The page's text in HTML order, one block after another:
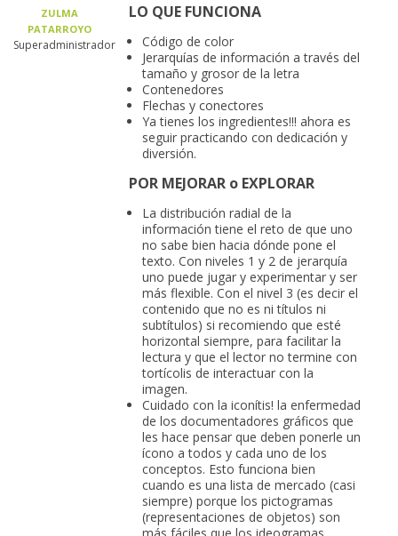
ZULMA
PATARROYO
Superadministrador
LO QUE FUNCIONA
Código de color
Jerarquías de información a través del
tamaño y grosor de la letra
Contenedores
Flechas y conectores
Ya tienes los ingredientes!!! ahora es
seguir practicando con dedicación y
diversión.
POR MEJORAR o EXPLORAR
La distribución radial de la
información tiene el reto de que uno
no sabe bien hacia dónde pone el
texto. Con niveles 1 y 2 de jerarquía
uno puede jugar y experimentar y ser
más flexible. Con el nivel 3 (es decir el
contenido que no es ni títulos ni
subtítulos) si recomiendo que esté
horizontal siempre, para facilitar la
lectura y que el lector no termine con
tortícolis de interactuar con la
imagen.
Cuidado con la iconítis! la enfermedad
de los documentadores gráficos que
les hace pensar que deben ponerle un
ícono a todos y cada uno de los
conceptos. Esto funciona bien
cuando es una lista de mercado (casi
siempre) porque los pictogramas
(representaciones de objetos) son